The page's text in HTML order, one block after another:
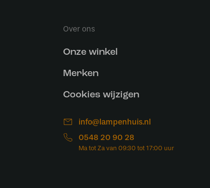
Over ons
Onze winkel
Merken
Cookies wijzigen
info@lampenhuis.nl
0548 20 90 28